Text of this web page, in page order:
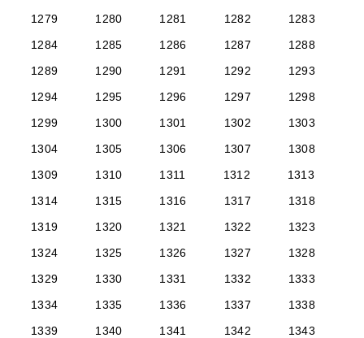
1279
1280 1281 1282
1283
1284
1285 1286 1287
1288
1289
1290 1291 1292
1293
1294
1295 1296 1297
1298
1299
1300 1301 1302
1303
1304
1305 1306 1307
1308
1309
1310 1311 1312
1313
1314
1315 1316 1317
1318
1319
1320 1321 1322
1323
1324
1325 1326 1327
1328
1329
1330 1331 1332
1333
1334
1335 1336 1337
1338
1339
1340 1341 1342
1343